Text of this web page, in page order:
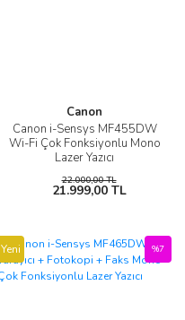
Canon
Canon i-Sensys MF455DW
Wi-Fi Çok Fonksiyonlu Mono
Lazer Yazıcı
22.000,00 TL
21.999,00 TL
Yeni %7